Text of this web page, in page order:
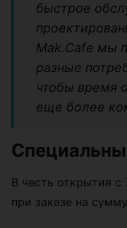
быстрое
Mak.Cafe мы
разные
чтобы время
еще более
В честь открытия с
при заказе на